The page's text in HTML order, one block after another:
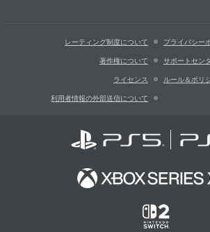
レーティング制度について プライバシー
著作権について サポートセン
ライセンス ルール＆ポリ
利用者情報の外部送信について